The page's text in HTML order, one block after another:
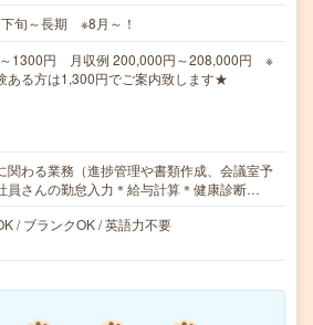
旬～長期 ※8月～！
1300円 月収例 200,000円～208,000円 ※
ある方は1,300円でご案内致します★
関わる業務（進捗管理や書類作成、会議室予
員さんの勤怠入力＊給与計算＊健康診断…
/ ブランクOK / 英語力不要